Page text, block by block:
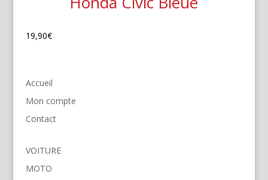
19,90€
Accueil
Mon compte
Contact
VOITURE
MOTO